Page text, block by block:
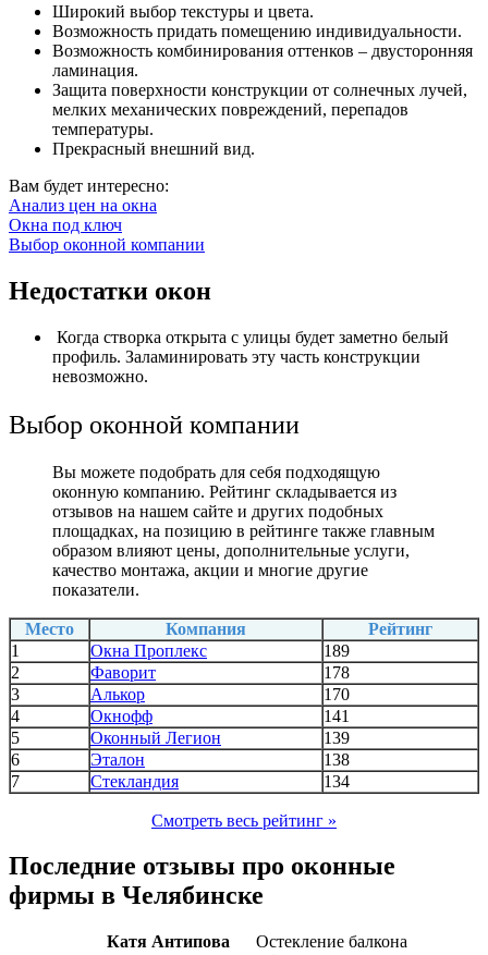
Широкий выбор текстуры и цвета.
Возможность придать помещению индивидуальности.
Возможность комбинирования оттенков – двусторонняя
ламинация.
Защита поверхности конструкции от солнечных лучей,
мелких механических повреждений, перепадов
температуры.
Прекрасный внешний вид.
Вам будет интересно:
Анализ цен на окна
Окна под ключ
Выбор оконной компании
Недостатки окон
Когда створка открыта с улицы будет заметно белый
профиль. Заламинировать эту часть конструкции
невозможно.
Выбор оконной компании
Вы можете подобрать для себя подходящую
оконную компанию. Рейтинг складывается из
отзывов на нашем сайте и других подобных
площадках, на позицию в рейтинге также главным
образом влияют цены, дополнительные услуги,
качество монтажа, акции и многие другие
показатели.
Место Компания
Рейтинг
1
Окна Проплекс
189
2
Фаворит
178
3
Алькор
170
4
Окнофф
141
5
Оконный Легион
139
6
Эталон
138
7
Стекландия 134
Смотреть весь рейтинг »
Последние отзывы про оконные
фирмы в Челябинске
Катя Антипова
Остекление балкона